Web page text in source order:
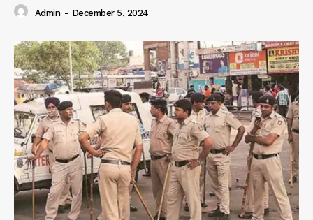
Admin - December 5, 2024